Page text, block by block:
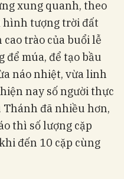
xung quanh, theo
hình tượng trời đất
trào của buổi lễ
để múa, để tạo bầu
náo nhiệt, vừa linh
nay số người thực
đã nhiều hơn,
thì số lượng cặp
đến 10 cặp cùng